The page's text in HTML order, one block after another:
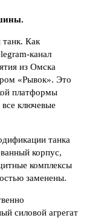
танк. Как
канал
из Омска
«Рывок». Это
платформы
ключевые
танка
корпус,
комплексы
заменены.
силовой агрегат